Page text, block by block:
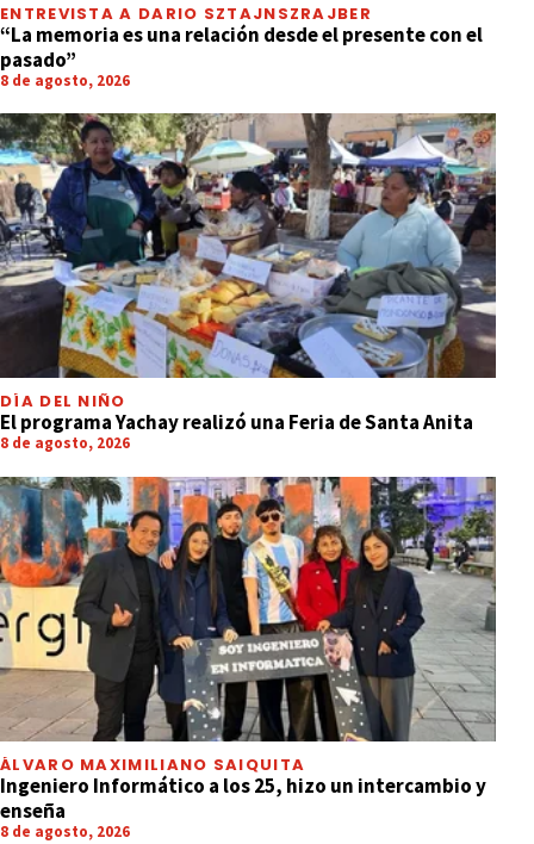
ENTREVISTA A DARIO SZTAJNSZRAJBER
“La memoria es una relación desde el presente con el
pasado”
8 de agosto, 2026
DÍA DEL NIÑO
El programa Yachay realizó una Feria de Santa Anita
8 de agosto, 2026
ÁLVARO MAXIMILIANO SAIQUITA
Ingeniero Informático a los 25, hizo un intercambio y
enseña
8 de agosto, 2026